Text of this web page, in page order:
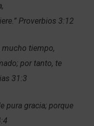
Proverbios 3:12
mucho tiempo,
por tanto, te
31:3
pura gracia; porque